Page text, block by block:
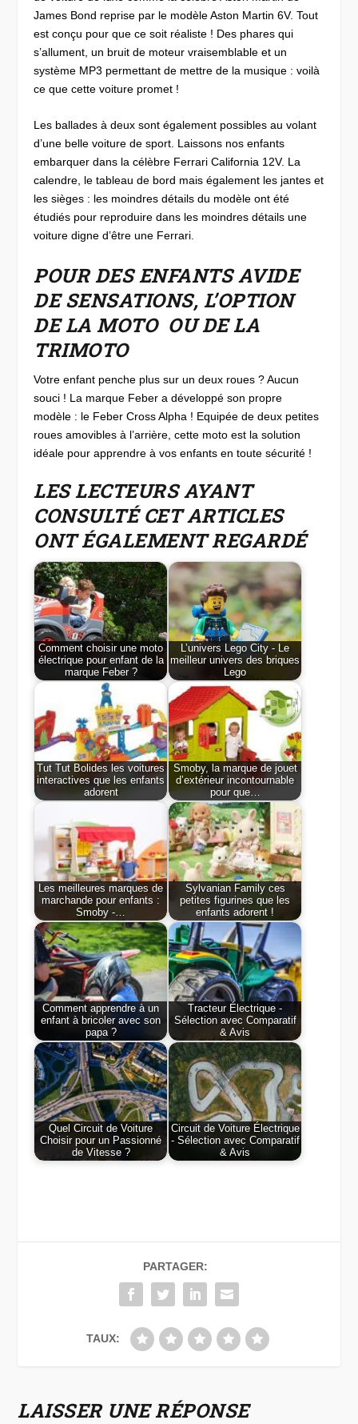
James Bond reprise par le modèle Aston Martin 6V. Tout
est conçu pour que ce soit réaliste ! Des phares qui
s’allument, un bruit de moteur vraisemblable et un
système MP3 permettant de mettre de la musique : voilà
ce que cette voiture promet !
Les ballades à deux sont également possibles au volant
d’une belle voiture de sport. Laissons nos enfants
embarquer dans la célèbre Ferrari California 12V. La
calendre, le tableau de bord mais également les jantes et
les sièges : les moindres détails du modèle ont été
étudiés pour reproduire dans les moindres détails une
voiture digne d’être une Ferrari.
POUR DES ENFANTS AVIDE
DE SENSATIONS, L’OPTION
DE LA MOTO OU DE LA
TRIMOTO
Votre enfant penche plus sur un deux roues ? Aucun
souci ! La marque Feber a développé son propre
modèle : le Feber Cross Alpha ! Equipée de deux petites
roues amovibles à l’arrière, cette moto est la solution
idéale pour apprendre à vos enfants en toute sécurité !
LES LECTEURS AYANT
CONSULTÉ CET ARTICLES
ONT ÉGALEMENT REGARDÉ
Comment choisir une moto
électrique pour enfant de la
marque Feber ?
L’univers Lego City - Le
meilleur univers des briques
Lego
Tut Tut Bolides les voitures
interactives que les enfants
adorent
Smoby, la marque de jouet
d’extérieur incontournable
pour que…
Les meilleures marques de
marchande pour enfants :
Smoby -…
Sylvanian Family ces
petites figurines que les
enfants adorent !
Comment apprendre à un
enfant à bricoler avec son
papa ?
Tracteur Électrique -
Sélection avec Comparatif
& Avis
Quel Circuit de Voiture
Choisir pour un Passionné
de Vitesse ?
Circuit de Voiture Électrique
- Sélection avec Comparatif
& Avis
PARTAGER:
TAUX:
LAISSER UNE RÉPONSE